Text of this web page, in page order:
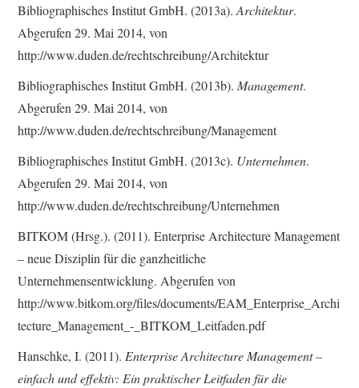
Bibliographisches Institut GmbH. (2013a).Architektur.
Abgerufen 29. Mai 2014, von
http://www.duden.de/rechtschreibung/Architektur
Bibliographisches Institut GmbH. (2013b). Management.
Abgerufen 29. Mai 2014, von
http://www.duden.de/rechtschreibung/Management
Bibliographisches Institut GmbH. (2013c). Unternehmen.
Abgerufen 29. Mai 2014, von
http://www.duden.de/rechtschreibung/Unternehmen
BITKOM (Hrsg.). (2011). Enterprise Architecture Management
– neue Disziplin für die ganzheitliche
Unternehmensentwicklung. Abgerufen von
http://www.bitkom.org/files/documents/EAM_Enterprise_Archi
tecture_Management_-_BITKOM_Leitfaden.pdf
Hanschke, I. (2011). Enterprise Architecture Management –
einfach und effektiv: Ein praktischer Leitfaden für die